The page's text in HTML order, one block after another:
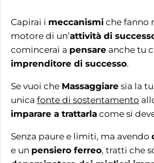
Capirai i meccanismiche fanno
motore di un’attività di
comincerai a pensareanche tu
imprenditore di successo.
Se vuoi che Massaggiaresia la
unica fonte di sostentamento
imparare a trattarlacome si
Senza paure e limiti, ma avendo
e un pensiero ferreo, tratti che